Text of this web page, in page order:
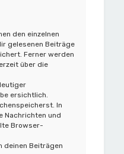
den einzelnen
gelesenen Beiträge
Ferner werden
über die
ersichtlich.
In
Nachrichten und
Browser-
deinen Beiträgen